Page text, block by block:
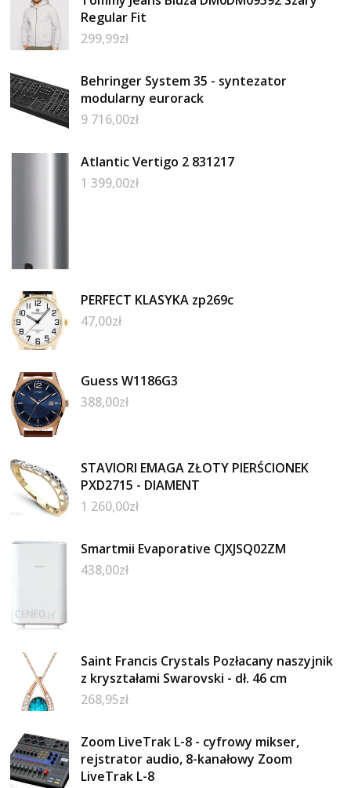
Regular Fit
299,99zł
Behringer System 35 - syntezator
modularny eurorack
9 716,00zł
Atlantic Vertigo 2 831217
1 399,00zł
PERFECT KLASYKA zp269c
47,00zł
Guess W1186G3
388,00zł
STAVIORI EMAGA ZŁOTY PIERŚCIONEK
PXD2715 - DIAMENT
1 260,00zł
Smartmii Evaporative CJXJSQ02ZM
438,00zł
Saint Francis Crystals Pozłacany naszyjnik
z kryształami Swarovski - dł. 46 cm
268,95zł
Zoom LiveTrak L-8 - cyfrowy mikser,
rejstrator audio, 8-kanałowy Zoom
LiveTrak L-8